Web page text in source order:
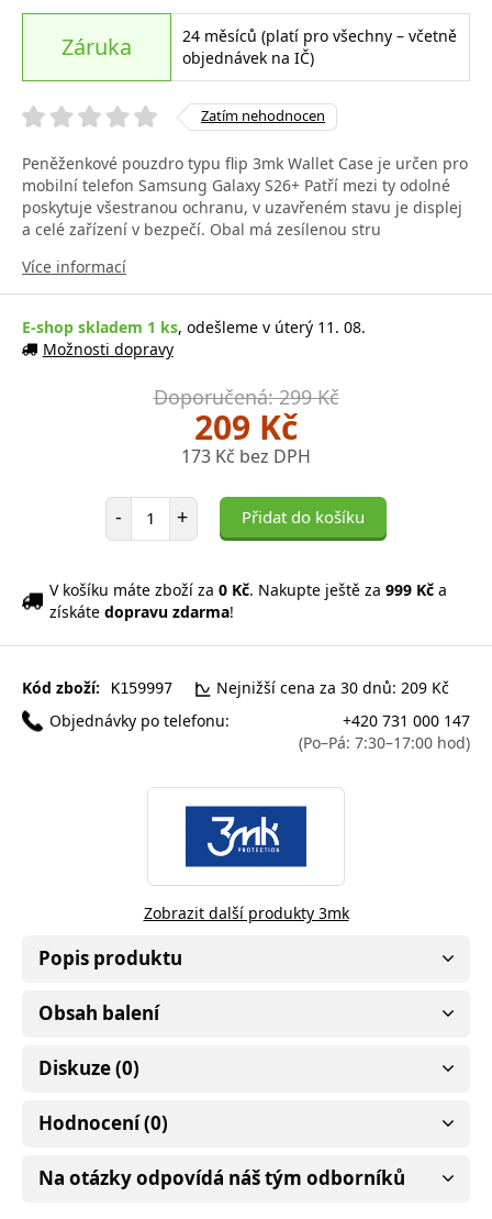
Záruka
24 měsíců (platí pro všechny – včetně
objednávek na IČ)
Zatím nehodnocen
Peněženkové pouzdro typu flip 3mk Wallet Case je určen pro
mobilní telefon Samsung Galaxy S26+ Patří mezi ty odolné
poskytuje všestranou ochranu, v uzavřeném stavu je displej
a celé zařízení v bezpečí. Obal má zesílenou stru
Více informací
E-shop skladem 1 ks, odešleme v úterý 11. 08.
Možnosti dopravy
Doporučená: 299 Kč
209 Kč
173 Kč bez DPH
- Počet položek
+ Přidat do košíku
V košíku máte zboží za 0 Kč. Nakupte ještě za 999 Kč a
získáte dopravu zdarma!
Kód zboží: K159997
Nejnižší cena za 30 dnů: 209 Kč
Objednávky po telefonu:
+420 731 000 147
(Po–Pá: 7:30–17:00 hod)
Zobrazit další produkty 3mk
Popis produktu
Obsah balení
Diskuze (0)
Hodnocení (0)
Na otázky odpovídá náš tým odborníků